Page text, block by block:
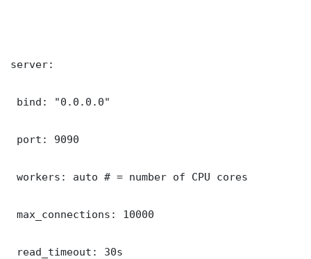
server:
bind: "0.0.0.0"
port: 9090
workers: auto # = number of CPU cores
max_connections: 10000
read_timeout: 30s